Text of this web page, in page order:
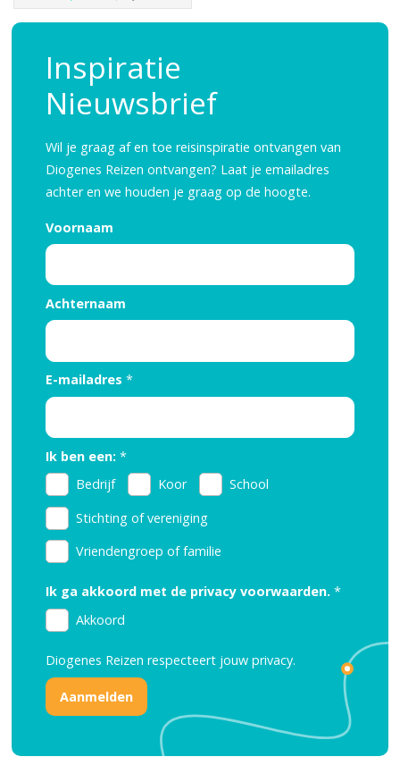
Inspiratie
Nieuwsbrief
Wil je graag af en toe reisinspiratie ontvangen van
Diogenes Reizen ontvangen? Laat je emailadres
achter en we houden je graag op de hoogte.
Voornaam
Achternaam
E-mailadres *
Ik ben een: *
Bedrijf
Koor
School
Stichting of vereniging
Vriendengroep of familie
Ik ga akkoord met de privacy voorwaarden. *
Akkoord
Diogenes Reizen respecteert jouw privacy.
Reisinspiratie nodig?
Schrijf je dan in voor onze nieuwsbrief, boordevol
Nee, ik ben niet geïntereseerd